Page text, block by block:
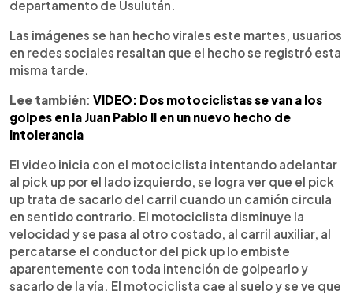
departamento de Usulután.
Las imágenes se han hecho virales este martes, usuarios
en redes sociales resaltan que el hecho se registró esta
misma tarde.
Lee también: VIDEO: Dos motociclistas se van a los
golpes en la Juan Pablo II en un nuevo hecho de
intolerancia
El video inicia con el motociclista intentando adelantar
al pick up por el lado izquierdo, se logra ver que el pick
up trata de sacarlo del carril cuando un camión circula
en sentido contrario. El motociclista disminuye la
velocidad y se pasa al otro costado, al carril auxiliar, al
percatarse el conductor del pick up lo embiste
aparentemente con toda intención de golpearlo y
sacarlo de la vía. El motociclista cae al suelo y se ve que